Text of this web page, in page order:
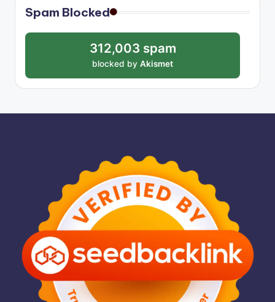
Spam Blocked
312,003 spam
blocked by Akismet